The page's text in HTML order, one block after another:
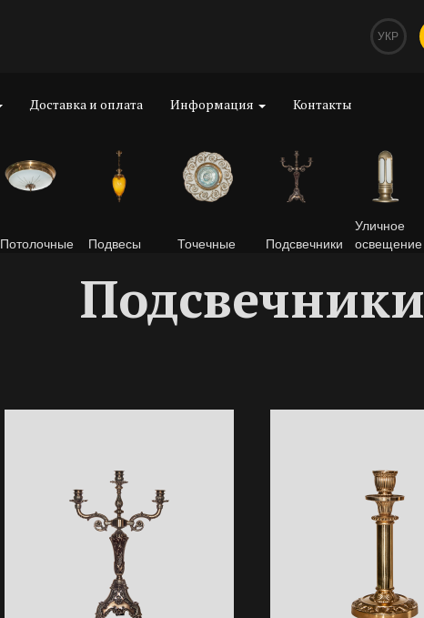
УКР
Доставка и оплата Информация Контакты
Потолочные Подвесы Точечные Подсвечники
Уличное
освещение
Подсвечники